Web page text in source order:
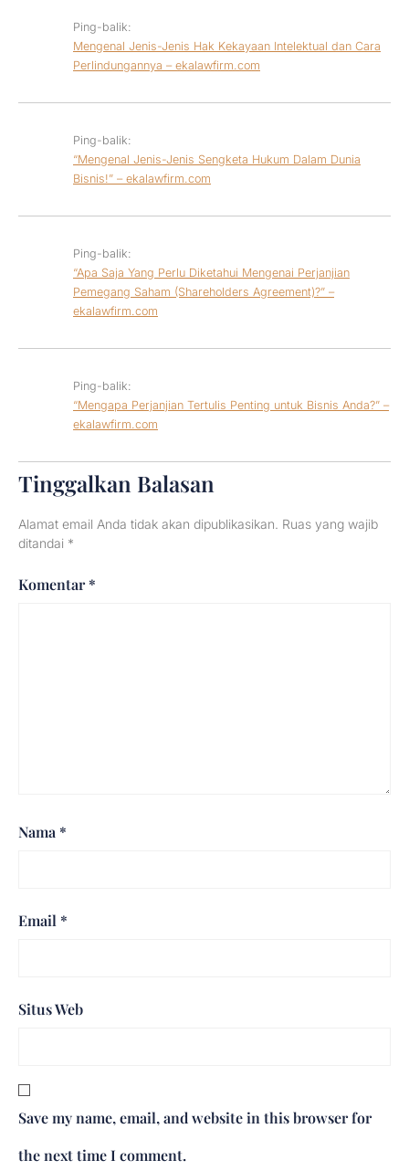
Ping-balik:
Mengenal Jenis-Jenis Hak Kekayaan Intelektual dan Cara
Perlindungannya – ekalawfirm.com
Ping-balik:
“Mengenal Jenis-Jenis Sengketa Hukum Dalam Dunia
Bisnis!” – ekalawfirm.com
Ping-balik:
“Apa Saja Yang Perlu Diketahui Mengenai Perjanjian
Pemegang Saham (Shareholders Agreement)?” –
ekalawfirm.com
Ping-balik:
“Mengapa Perjanjian Tertulis Penting untuk Bisnis Anda?” –
ekalawfirm.com
Tinggalkan Balasan
Alamat email Anda tidak akan dipublikasikan. Ruas yang wajib
ditandai *
Komentar *
Nama *
Email *
Situs Web
Save my name, email, and website in this browser for
the next time I comment.